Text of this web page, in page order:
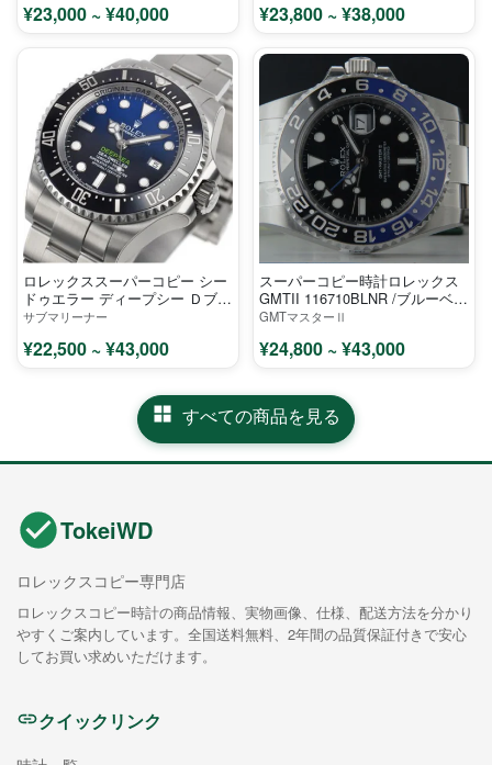
¥23,000 ~ ¥40,000 ¥23,800 ~ ¥38,000
ロレックススーパーコピー シー
ドゥエラー ディープシー Ｄブル
ー SEA 116660 D-blue ウォッチ
サブマリーナー
¥22,500 ~ ¥43,000
スーパーコピー時計ロレックス
GMTII 116710BLNR /ブルーベゼ
ル
GMTマスターⅡ
¥24,800 ~ ¥43,000
すべての商品を見る
TokeiWD
ロレックスコピー専門店
ロレックスコピー時計の商品情報、実物画像、仕様、配送方法を分かり
やすくご案内しています。全国送料無料、2年間の品質保証付きで安心
してお買い求めいただけます。
クイックリンク